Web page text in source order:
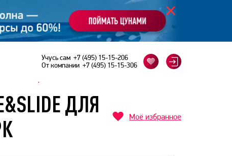
Учусь сам +7 (495) 15-15-206
От компании +7 (495) 15-15-306
парк
ДЛЯ
Моё избранное